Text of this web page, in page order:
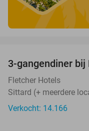
3-gangendiner
Fletcher Hotels
Sittard (+ meerdere
Verkocht: 14.166